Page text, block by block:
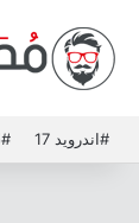
#اندرويد 17 #One UI 8.5